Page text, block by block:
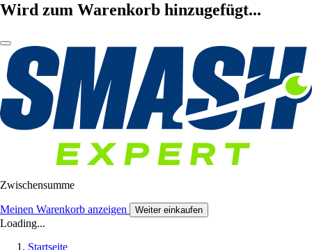
Wird zum Warenkorb hinzugefügt...
Zwischensumme
Meinen Warenkorb anzeigen Weiter einkaufen
Loading...
Startseite